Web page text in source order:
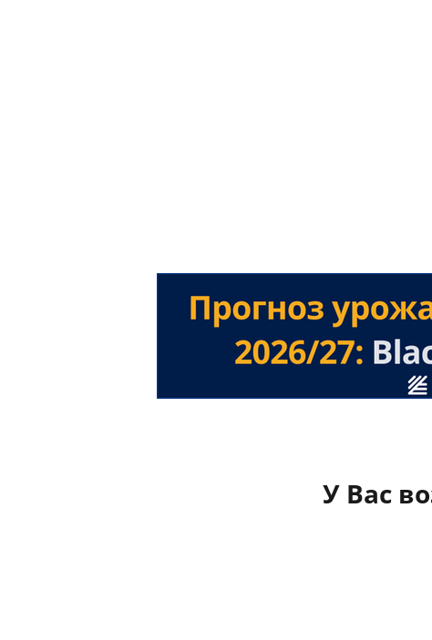
У Вас